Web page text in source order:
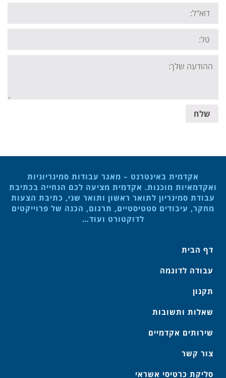
Email:
Tel:
Your
message:
שלח
אקדמית באינטרנט – מאגר עבודות סמינריוניות
ואקדמאיות מוכנות. אקדמית מציעה לכם הנחייה בכתיבת
עבודת סמינריון לתואר ראשון ותואר שני, כתיבת הצעות
מחקר, עיבודים סטטיסטיים, תרגום, הכנה של פרוייקטים
לדוקטורט ועוד…
דף הבית
עבודה לדוגמה
תקנון
שאלות ותשובות
שירותים אקדמיים
צור קשר
סליקת כרטיסי אשראי